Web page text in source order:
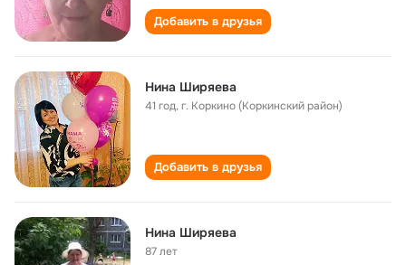
Добавить в друзья
Нина Ширяева
41 год,г. Коркино (Коркинский район)
Добавить в друзья
Нина Ширяева
87 лет